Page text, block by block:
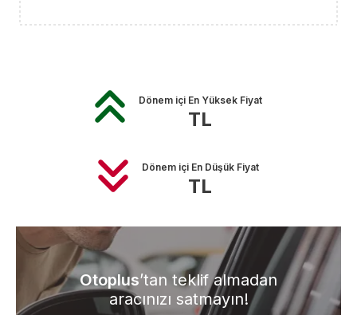
Dönem içi En Yüksek Fiyat
TL
Dönem içi En Düşük Fiyat
TL
Otoplus’tan teklif almadan
aracınızı satmayın!